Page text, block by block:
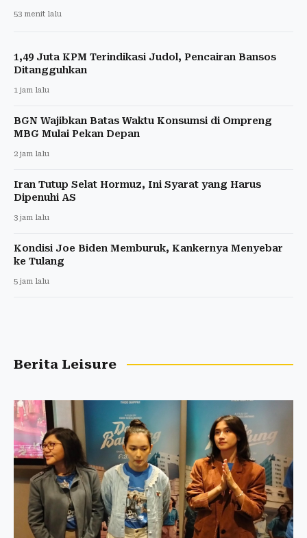
53 menit lalu
1,49 Juta KPM Terindikasi Judol, Pencairan Bansos
Ditangguhkan
1 jam lalu
BGN Wajibkan Batas Waktu Konsumsi di Ompreng
MBG Mulai Pekan Depan
2 jam lalu
Iran Tutup Selat Hormuz, Ini Syarat yang Harus
Dipenuhi AS
3 jam lalu
Kondisi Joe Biden Memburuk, Kankernya Menyebar
ke Tulang
5 jam lalu
Berita Leisure